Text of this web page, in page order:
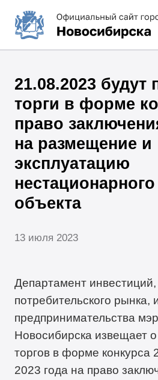
21.08.2023 будут
торги в форме
право
на размещение и
эксплуатацию
объекта
13 июля 2023
Департамент инвестиций,
потребительского рынка,
предпринимательства
Новосибирска извещает
торгов в форме конкурса
2023 года на право